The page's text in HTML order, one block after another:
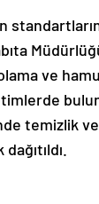
ve
temizlik ve